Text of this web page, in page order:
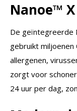
Nanoe™ X
De geïntegreerde
gebruikt miljoenen
allergenen,
zorgt voor
24 uur per dag,